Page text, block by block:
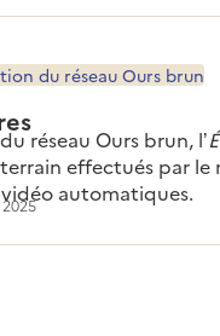
du réseau Ours brun
réseau Ours brun, l’
effectués par
automatiques.